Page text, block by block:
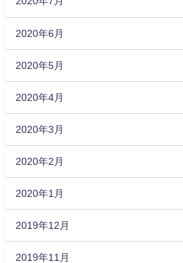
2020年6月
2020年5月
2020年4月
2020年3月
2020年2月
2020年1月
2019年12月
2019年11月